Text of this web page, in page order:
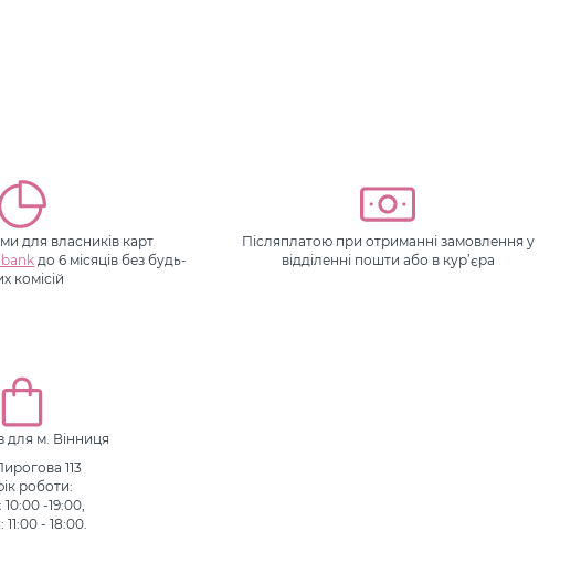
для власників карт
до 6 місяців без будь-
комісій
Післяплатою при отриманні замовлення у
відділенні пошти або в кур’єра
для м. Вінниця
113
роботи:
-19:00,
11:00 - 18:00.